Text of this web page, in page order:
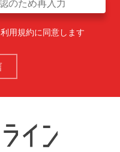
利用規約に同意します